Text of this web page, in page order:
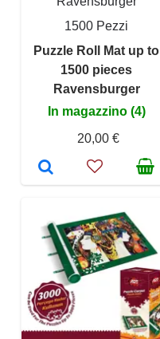
1500 Pezzi
Puzzle Roll Mat up to
1500 pieces
Ravensburger
In magazzino (4)
20,00 €